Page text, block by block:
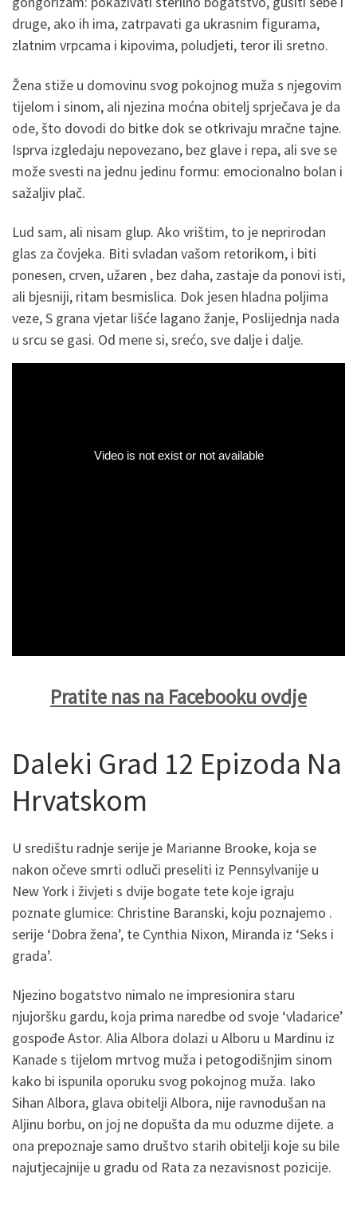
druge, ako ih ima, zatrpavati ga ukrasnim figurama,
zlatnim vrpcama i kipovima, poludjeti, teror ili sretno.
Žena stiže u domovinu svog pokojnog muža s njegovim
tijelom i sinom, ali njezina moćna obitelj sprječava je da
ode, što dovodi do bitke dok se otkrivaju mračne tajne.
Isprva izgledaju nepovezano, bez glave i repa, ali sve se
može svesti na jednu jedinu formu: emocionalno bolan i
sažaljiv plač.
Lud sam, ali nisam glup. Ako vrištim, to je neprirodan
glas za čovjeka. Biti svladan vašom retorikom, i biti
ponesen, crven, užaren , bez daha, zastaje da ponovi isti,
ali bjesniji, ritam besmislica. Dok jesen hladna poljima
veze, S grana vjetar lišće lagano žanje, Poslijednja nada
u srcu se gasi. Od mene si, srećo, sve dalje i dalje.
Pratite nas na Facebooku ovdje
Daleki Grad 12 Epizoda Na
Hrvatskom
U središtu radnje serije je Marianne Brooke, koja se
nakon očeve smrti odluči preseliti iz Pennsylvanije u
New York i živjeti s dvije bogate tete koje igraju
poznate glumice: Christine Baranski, koju poznajemo .
serije ‘Dobra žena’, te Cynthia Nixon, Miranda iz ‘Seks i
grada’.
Njezino bogatstvo nimalo ne impresionira staru
njujoršku gardu, koja prima naredbe od svoje ‘vladarice’
gospođe Astor. Alia Albora dolazi u Alboru u Mardinu iz
Kanade s tijelom mrtvog muža i petogodišnjim sinom
kako bi ispunila oporuku svog pokojnog muža. Iako
Sihan Albora, glava obitelji Albora, nije ravnodušan na
Aljinu borbu, on joj ne dopušta da mu oduzme dijete. a
ona prepoznaje samo društvo starih obitelji koje su bile
najutjecajnije u gradu od Rata za nezavisnost pozicije.